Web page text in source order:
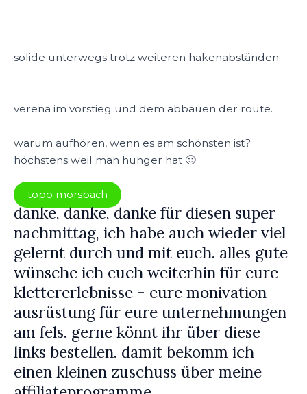
solide unterwegs trotz weiteren hakenabständen.
verena im vorstieg und dem abbauen der route.
warum aufhören, wenn es am schönsten ist?
höchstens weil man hunger hat 🙂
topo morsbach
danke, danke, danke für diesen super
nachmittag, ich habe auch wieder viel
gelernt durch und mit euch. alles gute
wünsche ich euch weiterhin für eure
klettererlebnisse - eure monivation
ausrüstung für eure unternehmungen
am fels. gerne könnt ihr über diese
links bestellen. damit bekomm ich
einen kleinen zuschuss über meine